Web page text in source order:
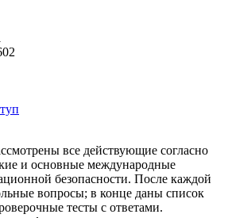
все действующие согласно
и основные международные
безопасности. После каждой
вопросы; в конце даны список
тесты с ответами.